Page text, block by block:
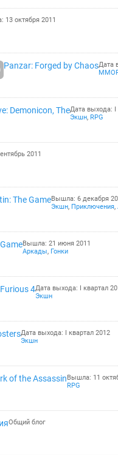
13 октября 2011
Panzar: Forged by ChaosДата
Demonicon, TheДата выхода: I
Экшн, RPG
2011
The GameВышла: 6 декабря
Экшн, Приключения,
Вышла: 21 июня 2011
Аркады, Гонки
4Дата выхода: I квартал
Экшн
Дата выхода: I квартал 2012
Экшн
of the AssassinВышла: 11
RPG
Общий блог